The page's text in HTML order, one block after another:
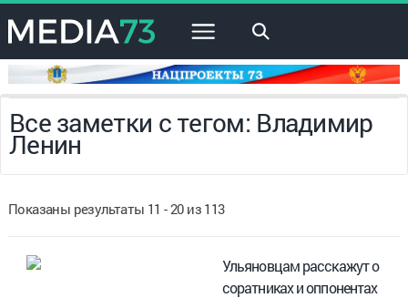
×
Все заметки с тегом: Владимир
Ленин
Показаны результаты 11 - 20 из 113
Ульяновцам расскажут о
соратниках и оппонентах